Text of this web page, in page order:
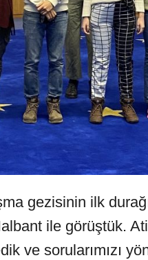
gezisinin ilk
ile görüştük.
ve sorularımızı